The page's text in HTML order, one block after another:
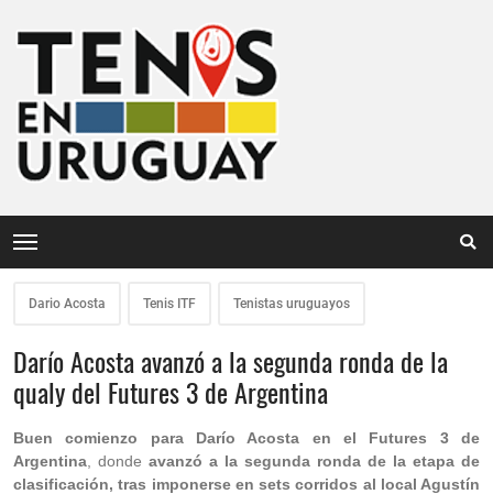
Dario Acosta Tenis ITF Tenistas uruguayos
Darío Acosta avanzó a la segunda ronda de la
qualy del Futures 3 de Argentina
Buen comienzo para Darío Acosta en el Futures 3 de
Argentina , donde avanzó a la segunda ronda de la etapa de
clasificación, tras imponerse en sets corridos al local Agustín